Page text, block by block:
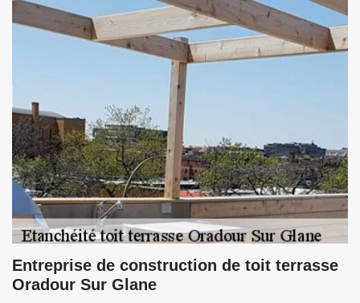
Entreprise de construction de toit terrasse
Oradour Sur Glane